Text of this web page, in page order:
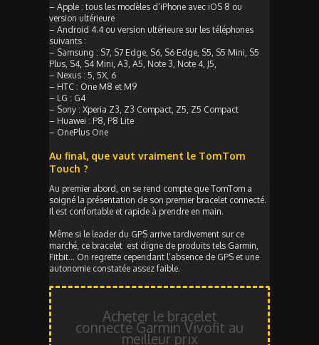
– Apple : tous les modèles d’iPhone avec iOS 8 ou
version ultérieure
– Android 4.4 ou version ultérieure sur les téléphones
suivants :
– Samsung : S7, S7 Edge, S6, S6 Edge, S5, S5 Mini, S5
Plus, S4, S4 Mini, A3, A5, Note 3, Note 4, J5,
– Nexus : 5, 5X, 6
– HTC : One M8 et M9
– LG : G4
– Sony : Xperia Z3, Z3 Compact, Z5, Z5 Compact
– Huawei : P8, P8 Lite
– OnePlus One
Au final, que vaut vraiment le TomTom
Touch ?
Au premier abord, on se rend compte que TomTom a
soigné la présentation de son premier bracelet connecté.
Il est confortable et rapide à prendre en main.
Même si le leader du GPS arrive tardivement sur ce
marché, ce bracelet est digne de produits tels Garmin,
Fitbit… On regrette cependant l’absence de GPS et une
autonomie constatée assez faible.
Acheter le bracelet
connecté Garmin Vivofit au
meilleur prix